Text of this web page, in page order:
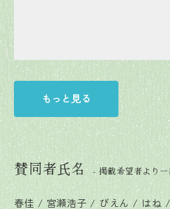
もっと見る
賛同者氏名 - 掲載希望者より
春佳 / 宮瀬浩子 / びえん / はね